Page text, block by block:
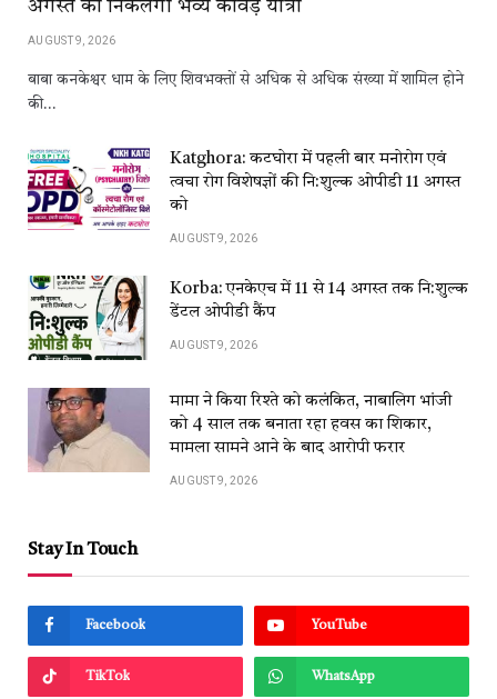
अगस्त को निकलेगी भव्य कावड़ यात्रा
AUGUST 9, 2026
बाबा कनकेश्वर धाम के लिए शिवभक्तों से अधिक से अधिक संख्या में शामिल होने
की…
Katghora: कटघोरा में पहली बार मनोरोग एवं
त्वचा रोग विशेषज्ञों की नि:शुल्क ओपीडी 11 अगस्त
को
AUGUST 9, 2026
Korba: एनकेएच में 11 से 14 अगस्त तक नि:शुल्क
डेंटल ओपीडी कैंप
AUGUST 9, 2026
मामा ने किया रिश्ते को कलंकित, नाबालिग भांजी
को 4 साल तक बनाता रहा हवस का शिकार,
मामला सामने आने के बाद आरोपी फरार
AUGUST 9, 2026
Stay In Touch
Facebook YouTube
TikTok WhatsApp